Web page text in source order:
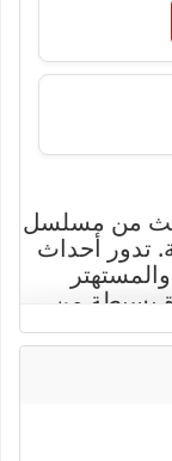
الثالث من مسلسل
تدور أحداث
بسيطة من
من
تحديات
مليئة